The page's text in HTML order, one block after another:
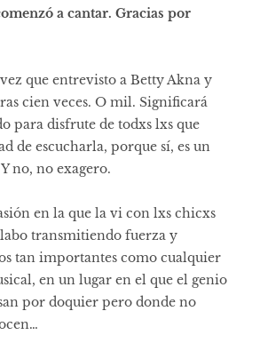
a cantar. Gracias por
que entrevisto a Betty Akna y
cien veces. O mil. Significará
para disfrute de todxs lxs que
de escucharla, porque sí, es un
no, no exagero.
en la que la vi con lxs chicxs
transmitiendo fuerza y
tan importantes como cualquier
en un lugar en el que el genio
por doquier pero donde no